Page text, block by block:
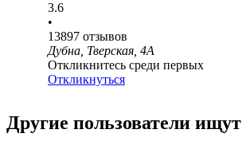
3.6
•
13897 отзывов
Дубна, Тверская, 4А
Откликнитесь среди первых
Откликнуться
Другие пользователи ищут